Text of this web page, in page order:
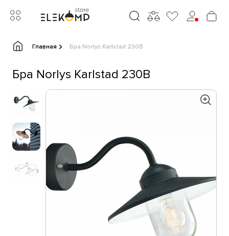
Главная Бра Norlys Karlstad 230B
Бра Norlys Karlstad 230B